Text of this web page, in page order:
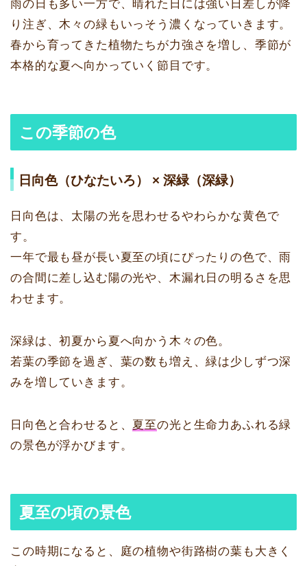
雨の日も多い一方で、晴れた日には強い日差しが降
り注ぎ、木々の緑もいっそう濃くなっていきます。
春から育ってきた植物たちが力強さを増し、季節が
本格的な夏へ向かっていく節目です。
この季節の色
日向色（ひなたいろ） × 深緑（深緑）
日向色は、太陽の光を思わせるやわらかな黄色で
す。
一年で最も昼が長い夏至の頃にぴったりの色で、雨
の合間に差し込む陽の光や、木漏れ日の明るさを思
わせます。
深緑は、初夏から夏へ向かう木々の色。
若葉の季節を過ぎ、葉の数も増え、緑は少しずつ深
みを増していきます。
日向色と合わせると、 夏至の光と生命力あふれる緑
の景色が浮かびます。
夏至の頃の景色
この時期になると、庭の植物や街路樹の葉も大きく